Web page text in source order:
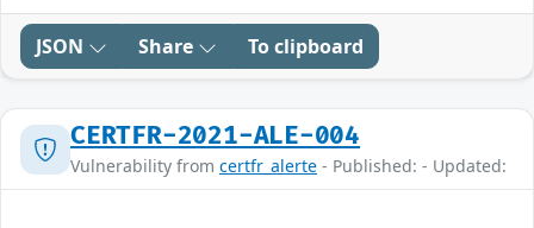
JSON Share To clipboard
CERTFR-2021-ALE-004
Vulnerability from certfr_alerte - Published: - Updated: